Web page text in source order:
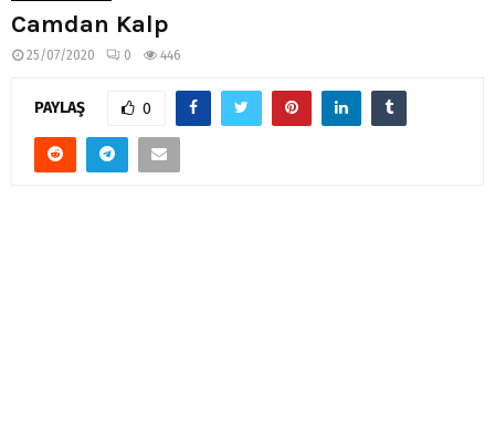
Camdan Kalp
25/07/2020 0 446
PAYLAŞ 0